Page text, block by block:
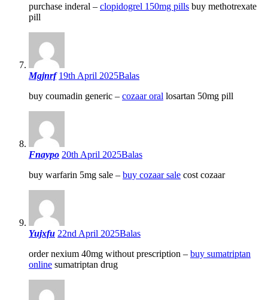
purchase inderal – clopidogrel 150mg pills buy methotrexate
pill
Mgjnrf 19th April 2025Balas
buy coumadin generic – cozaar oral losartan 50mg pill
Fnaypo 20th April 2025Balas
buy warfarin 5mg sale – buy cozaar sale cost cozaar
Yujxfu 22nd April 2025Balas
order nexium 40mg without prescription – buy sumatriptan
online sumatriptan drug